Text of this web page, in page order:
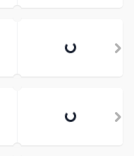
620 400 Ft
/ 2 fő